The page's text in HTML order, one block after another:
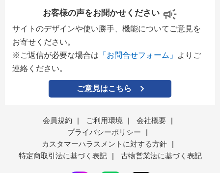
お客様の声をお聞かせください
サイトのデザインや使い勝手、機能についてご意見を
お寄せください。
※ご返信が必要な場合は 「お問合せフォーム」
よりご
連絡ください。
ご意見はこちら
会員規約 | ご利用環境 | 会社概要
|
プライバシーポリシー
|
カスタマーハラスメントに対する方針
|
特定商取引法に基づく表記
| 古物営業法に基づく表記